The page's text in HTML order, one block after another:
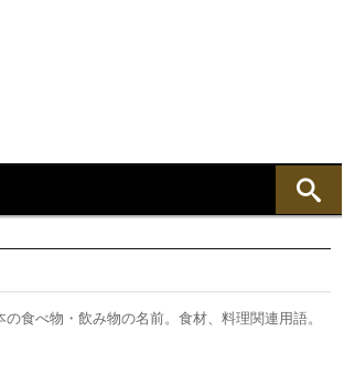
の食べ物・飲み物の名前。食材、料理関連用語。